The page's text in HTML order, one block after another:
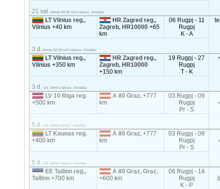
21 val. tentas 82-92 m3 Lietuva - Kroatija
LT Vilnius reg.,
Vilnius+40 km
HR Zagred reg.,
Zagreb, HR10000+65
km
06 Rugpj - 11
Rugpj
K - A
3 d. tentas 82-92 m3 Lietuva - Kroatija
LT Vilnius reg.,
Vilnius+350 km
HR Zagred reg.,
Zagreb, HR10000
+150 km
19 Rugpj - 27
Rugpj
T - K
3 d. <2t, 20m3 Lietuva - Kroatija
LV 10 Riga reg.
+500 km
A 80 Graz,+777
km
03 Rugpj - 09
Rugpj
Pr - S
5 d. <2t, 20m3 Latvija - Austrija
LT Kaunas reg.
+400 km
A 80 Graz,+777
km
03 Rugpj - 09
Rugpj
Pr - S
5 d. <2t, 20m3 Lietuva - Austrija
EE Tallinn reg.,
Tallinn+700 km
A 80 Graz, Graz,
+600 km
06 Rugpj - 14
Rugpj
K - P